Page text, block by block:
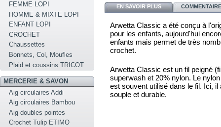
FEMME LOPI
HOMME & MIXTE LOPI
ENFANT LOPI
CROCHET
Chaussettes
Bonnets, Col, Moufles
Plaid et coussins TRICOT
MERCERIE & SAVON
Aig circulaires Addi
Aig circulaires Bambou
Aig doubles pointes
Crochet Tulip ETIMO
EN SAVOIR PLUS
Arwetta Classic a été conçu à
pour les enfants, aujourd'hui
enfants mais permet de très
crochet.
Arwetta Classic est un fil peigné
superwash et 20% nylon. Le
est souvent utilisé dans le fil. Ici,
souple et durable.